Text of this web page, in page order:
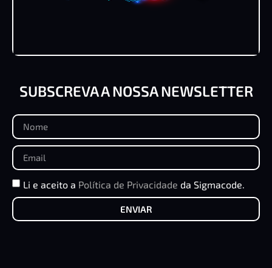
SUBSCREVA A NOSSA NEWSLETTER
Li e aceito a Política de Privacidade da Sigmacode.
ENVIAR